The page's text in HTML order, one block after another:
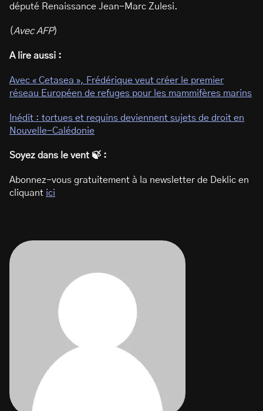
député Renaissance Jean-Marc Zulesi.
(Avec AFP)
A lire aussi :
Avec « Cetasea », Frédérique veut créer le premier
réseau Européen de refuges pour les mammifères marins
Inédit : tortues et requins deviennent sujets de droit en
Nouvelle-Calédonie
Soyez dans le vent 🍃 :
Abonnez-vous gratuitement à la newsletter de Deklic en
cliquant ici